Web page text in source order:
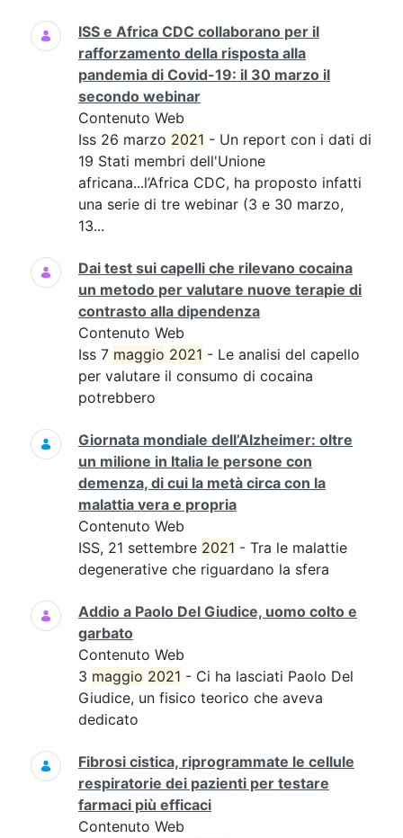
ISS e Africa CDC collaborano per il
rafforzamento della risposta alla
pandemia di Covid-19: il 30 marzo il
secondo webinar
Contenuto Web
Iss 26 marzo 2021 - Un report con i dati di
19 Stati membri dell'Unione
africana...l’Africa CDC, ha proposto infatti
una serie di tre webinar (3 e 30 marzo,
13...
Dai test sui capelli che rilevano cocaina
un metodo per valutare nuove terapie di
contrasto alla dipendenza
Contenuto Web
Iss 7 maggio 2021 - Le analisi del capello
per valutare il consumo di cocaina
potrebbero
Giornata mondiale dell’Alzheimer: oltre
un milione in Italia le persone con
demenza, di cui la metà circa con la
malattia vera e propria
Contenuto Web
ISS, 21 settembre 2021 - Tra le malattie
degenerative che riguardano la sfera
Addio a Paolo Del Giudice, uomo colto e
garbato
Contenuto Web
3 maggio 2021 - Ci ha lasciati Paolo Del
Giudice, un fisico teorico che aveva
dedicato
Fibrosi cistica, riprogrammate le cellule
respiratorie dei pazienti per testare
farmaci più efficaci
Contenuto Web